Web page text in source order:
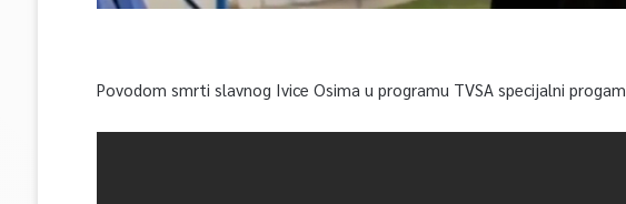
Povodom smrti slavnog Ivice Osima u programu TVSA specijalni progam